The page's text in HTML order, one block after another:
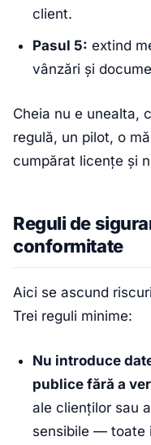
client.
Pasul 5: extind
vânzări și
Cheia nu e unealta,
regulă, un pilot, o
cumpărat licențe și
Reguli de
conformitate
Aici se ascund
Trei reguli minime:
Nu introduce
publice fără a
ale clienților sau
sensibile — toate